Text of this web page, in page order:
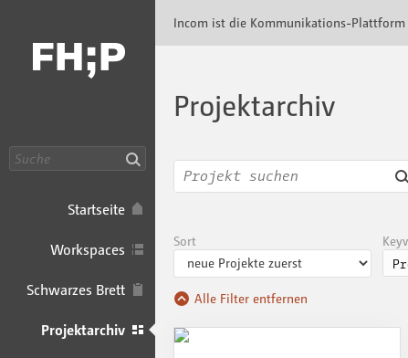
Startseite
Workspaces
Schwarzes Brett
Projektarchiv
Incom ist die Kommunikations-Plattform
Projektarchiv
Sort
Alle Filter entfernen